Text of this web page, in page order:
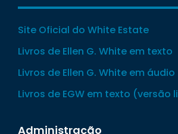
Site Oficial do White Estate
Livros de Ellen G. White em texto
Livros de Ellen G. White em áudio
Livros de EGW em texto (versão
Administração